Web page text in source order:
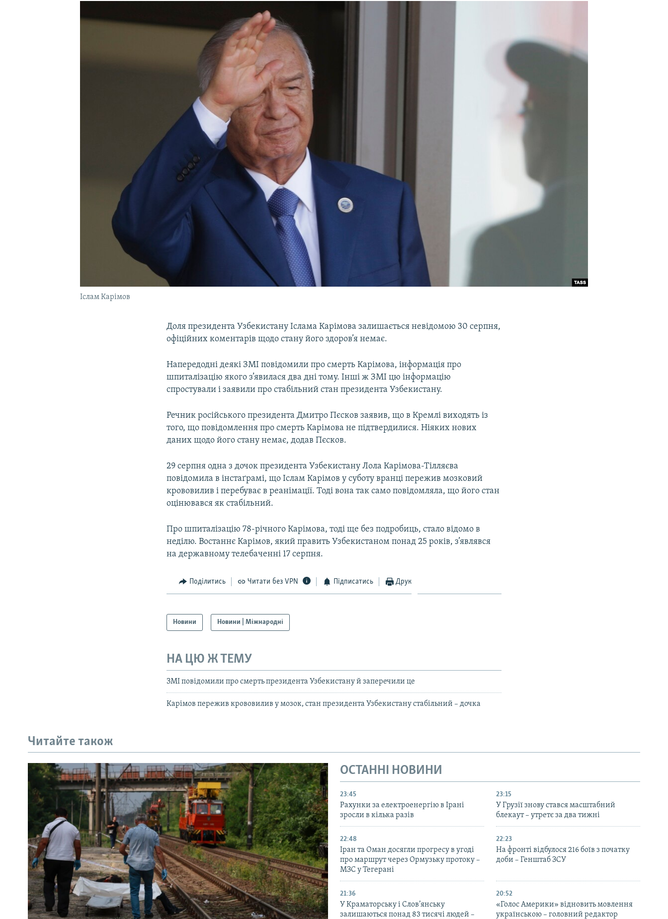
Іслам Карімов
Доля президента Узбекистану Іслама Карімова залишається невідомою 30 серпня,
офіційних коментарів щодо стану його здоров’я немає.
Напередодні деякі ЗМІ повідомили про смерть Карімова, інформація про
шпиталізацію якого з’явилася два дні тому. Інші ж ЗМІ цю інформацію
спростували і заявили про стабільний стан президента Узбекистану.
Речник російського президента Дмитро Пєсков заявив, що в Кремлі виходять із
того, що повідомлення про смерть Карімова не підтвердилися. Ніяких нових
даних щодо його стану немає, додав Пєсков.
29 серпня одна з дочок президента Узбекистану Лола Карімова-Тілляєва
повідомила в інстаґрамі, що Іслам Карімов у суботу вранці пережив мозковий
крововилив і перебуває в реанімації. Тоді вона так само повідомляла, що його стан
оцінювався як стабільний.
Про шпиталізацію 78-річного Карімова, тоді ще без подробиць, стало відомо в
неділю. Востаннє Карімов, який править Узбекистаном понад 25 років, з’являвся
на державному телебаченні 17 серпня.
Поділитись Читати без VPN Підписатись Друк
Новини Новини | Міжнародні
НА ЦЮ Ж ТЕМУ
ЗМІ повідомили про смерть президента Узбекистану й заперечили це
Карімов пережив крововилив у мозок, стан президента Узбекистану стабільний – дочка
Читайте також
ОСТАННІ НОВИНИ
23:45
Рахунки за електроенергію в Ірані
зросли в кілька разів
23:15
У Грузії знову стався масштабний
блекаут – утретє за два тижні
22:48
Іран та Оман досягли прогресу в угоді
про маршрут через Ормузьку протоку –
МЗС у Тегерані
22:23
На фронті відбулося 216 боїв з початку
доби – Генштаб ЗСУ
21:36
У Краматорську і Слов’янську
залишаються понад 83 тисячі людей –
20:52
«Голос Америки» відновить мовлення
українською – головний редактор